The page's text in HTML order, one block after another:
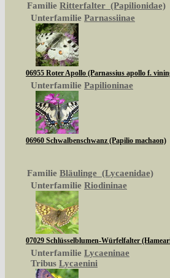
Familie Ritterfalter (Papilionidae)
Unterfamilie Parnassiinae
06955 Roter Apollo (Parnassius apollo f.
Unterfamilie Papilioninae
06960 Schwalbenschwanz (Papilio machaon)
Familie Bläulinge (Lycaenidae)
Unterfamilie Riodininae
07029 Schlüsselblumen-Würfelfalter
Unterfamilie Lycaeninae
Tribus Lycaenini